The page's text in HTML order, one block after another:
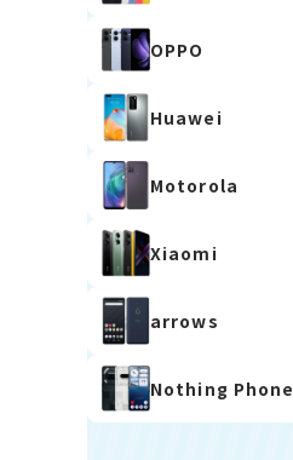
OPPO
Huawei
Motorola
Xiaomi
arrows
Nothing Phone